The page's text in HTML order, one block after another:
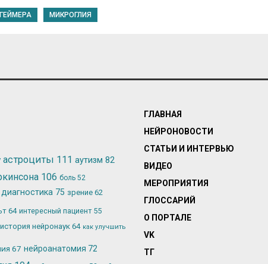
МИКРОГЛИЯ
астроциты 111 аутизм 82
106 боль 52
диагностика 75 зрение 62
64 интересный пациент 55
история нейронаук 64 как улучшить
67 нейроанатомия 72
ГЛАВНАЯ
НЕЙРОНОВОСТИ
СТАТЬИ И ИНТЕРВЬЮ
ВИДЕО
МЕРОПРИЯТИЯ
ГЛОССАРИЙ
О ПОРТАЛЕ
VK
ТГ